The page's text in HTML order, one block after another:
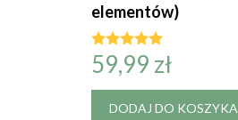
elementów)
Oceniono
5.00
59,99 zł
DODAJ DO KOSZYKA